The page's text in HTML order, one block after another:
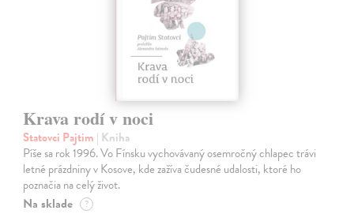
Krava rodí v noci
Statovci Pajtim | Kniha
Píše sa rok 1996. Vo Fínsku vychovávaný osemročný chlapec trávi
letné prázdniny v Kosove, kde zažíva čudesné udalosti, ktoré ho
poznačia na celý život.
Na sklade ?